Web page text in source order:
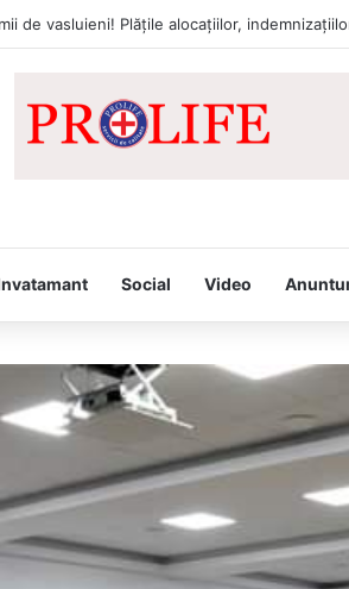
la Vaslui, Icoana făcătoare de minuni a Maicii
Social Video